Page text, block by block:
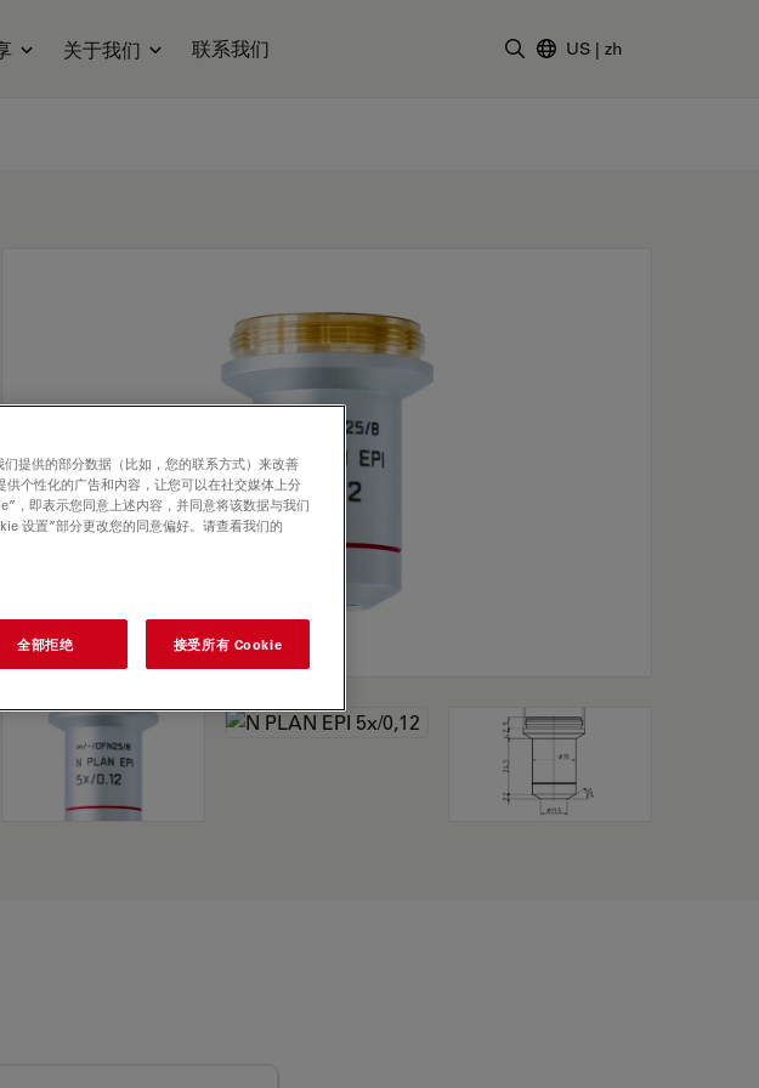
关于我们 联系我们 US | zh
提供的部分数据（比如，您的联系方式）来改善
个性化的广告和内容，让您可以在社交媒体上分
，即表示您同意上述内容，并同意将该数据与我们
设置”部分更改您的同意偏好。请查看我们的
全部拒绝 接受所有 Cookie